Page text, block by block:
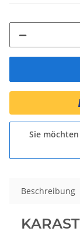
Sie
Beschreibung